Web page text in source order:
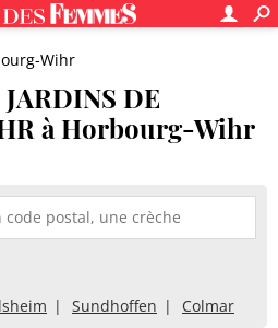
Wihr
HORBOURG WIHRDE
à Horbourg-Wihr
Sundhoffen Colmar